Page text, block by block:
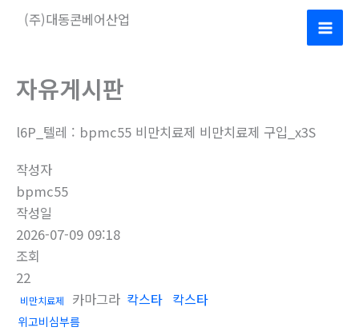
(주)대동콘베어산업
Main
자유게시판
l6P_텔레 : bpmc55 비만치료제 비만치료제 구입_x3S
작성자
bpmc55
작성일
2026-07-09 09:18
조회
22
비만치료제 카마그라 칵스타 칵스타
위고비심부름